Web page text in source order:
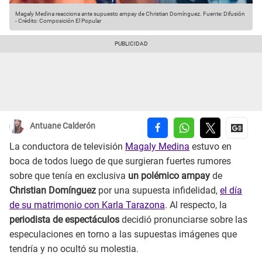
Magaly Medina reacciona ante supuesto ampay de Christian Domínguez. Fuente: Difusión
-Crédito: Composición El Popular
Antuane Calderón
La conductora de televisión Magaly Medina estuvo en
boca de todos luego de que surgieran fuertes rumores
sobre que tenía en exclusiva un polémico ampay de
Christian Domínguez por una supuesta infidelidad, el día
de su matrimonio con Karla Tarazona. Al respecto, la
periodista de espectáculos decidió pronunciarse sobre las
especulaciones en torno a las supuestas imágenes que
tendría y no ocultó su molestia.